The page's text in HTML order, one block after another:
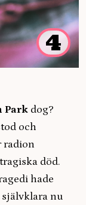
4
Park dog?
och
radion
död.
hade
nu